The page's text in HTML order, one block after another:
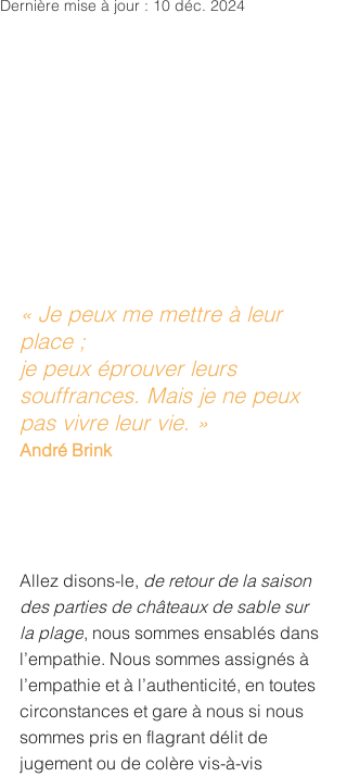
Dernière mise à jour : 10 déc. 2024
« Je peux me mettre à leur
place ;
je peux éprouver leurs
souffrances. Mais je ne peux
pas vivre leur vie. »
André Brink
Allez disons-le, de retour de la saison
des parties de châteaux de sable sur
la plage, nous sommes ensablés dans
l’empathie. Nous sommes assignés à
l’empathie et à l’authenticité, en toutes
circonstances et gare à nous si nous
sommes pris en flagrant délit de
jugement ou de colère vis-à-vis